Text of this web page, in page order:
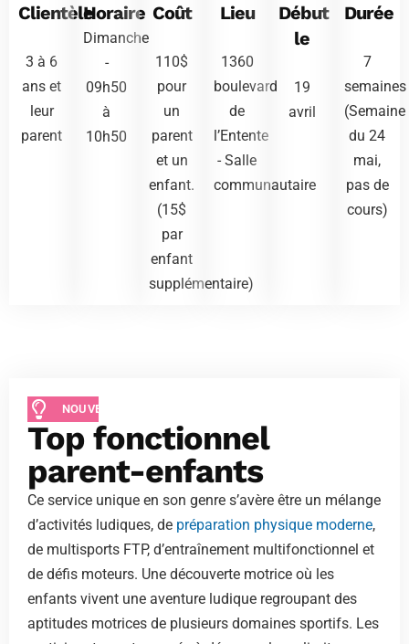
Clientèle
3 à 6
ans et
leur
parent
Horaire
Dimanche
-
09h50
à
10h50
Coût
110$
pour
un
parent
et un
enfant.
(15$
par
enfant
supplémentaire)
Lieu
1360
boulevard
de
l’Entente
- Salle
communautaire
Début
le
19
avril
Durée
7
semaines
(Semaine
du 24
mai,
pas de
cours)
NOUVEAUTÉ
Top fonctionnel
parent-enfants
Ce service unique en son genre s’avère être un mélange
d’activités ludiques, de préparation physique moderne,
de multisports FTP, d’entraînement multifonctionnel et
de défis moteurs. Une découverte motrice où les
enfants vivent une aventure ludique regroupant des
aptitudes motrices de plusieurs domaines sportifs. Les